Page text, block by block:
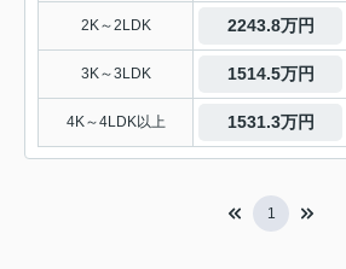
2K～2LDK 2243.8万円
3K～3LDK 1514.5万円
4K～4LDK以上 1531.3万円
1